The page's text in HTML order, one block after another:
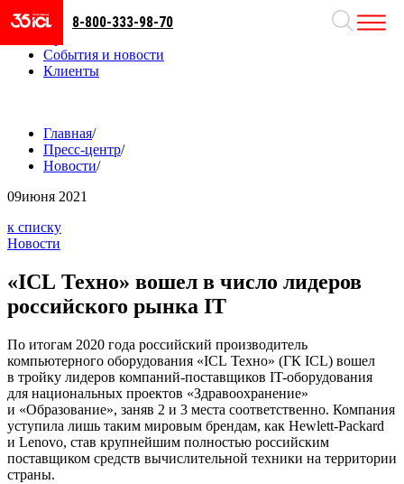
Направления
События и новости
Клиенты
8-800-333-98-70
Главная/
Пресс-центр/
Новости/
09июня 2021
к списку
Новости
«ICL Техно» вошел в число лидеров
российского рынка IT
По итогам 2020 года российский производитель
компьютерного оборудования «ICL Техно» (ГК ICL) вошел
в тройку лидеров компаний-поставщиков IT-оборудования
для национальных проектов «Здравоохранение»
и «Образование», заняв 2 и 3 места соответственно. Компания
уступила лишь таким мировым брендам, как Hewlett-Packard
и Lenovo, став крупнейшим полностью российским
поставщиком средств вычислительной техники на территории
страны.